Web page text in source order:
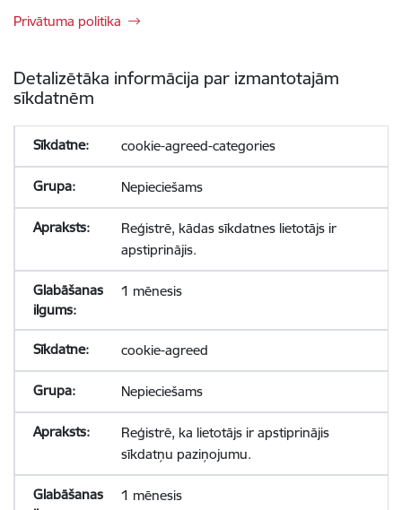
Privātuma politika
Detalizētāka informācija par izmantotajām
sīkdatnēm
cookie-agreed-categories
Nepieciešams
Reģistrē, kādas sīkdatnes lietotājs ir
apstiprinājis.
1 mēnesis
cookie-agreed
Nepieciešams
Reģistrē, ka lietotājs ir apstiprinājis
sīkdatņu paziņojumu.
1 mēnesis